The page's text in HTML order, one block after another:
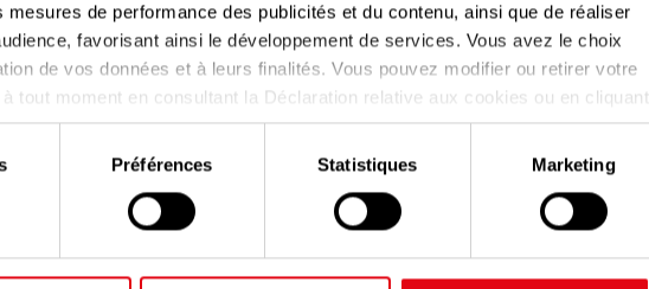
mesures de performance des publicités et du contenu, ainsi que de réaliser
favorisant ainsi le développement de services. Vous avez le choix
de vos données et à leurs finalités. Vous pouvez modifier ou retirer votre
tout moment en consultant la Déclaration relative aux cookies ou en cliquant
des informations sur votre localisation géographique qui peuvent être
votre appareil en l'analysant activement pour en relever les caractéristiques
Préférences Statistiques Marketing
des services en ligne suivants: